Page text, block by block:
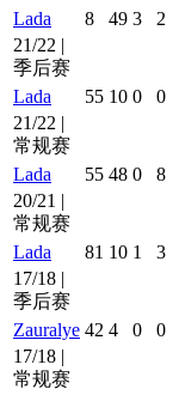
Lada 8 49 3 2
21/22 |
季后赛
Lada
55 10 0 0
21/22 |
常规赛
Lada
55 48 0 8
20/21 |
常规赛
Lada
81 10 1 3
17/18 |
季后赛
Zauralye 42 4 0 0
17/18 |
常规赛